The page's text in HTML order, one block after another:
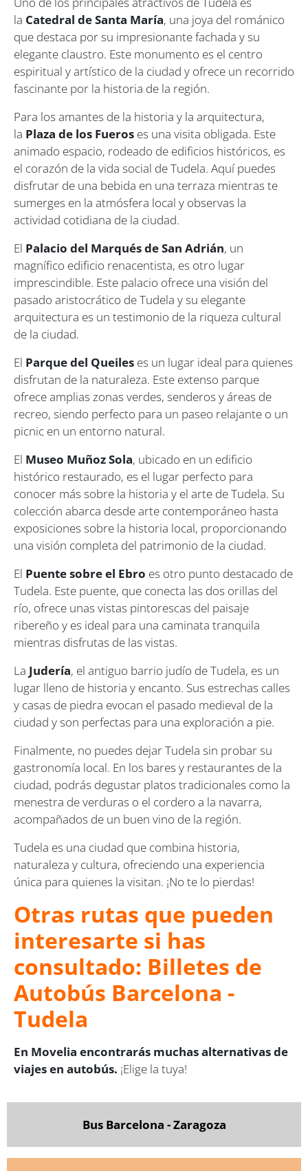
la Catedral de Santa María, una joya del románico
que destaca por su impresionante fachada y su
elegante claustro. Este monumento es el centro
espiritual y artístico de la ciudad y ofrece un recorrido
fascinante por la historia de la región.
Para los amantes de la historia y la arquitectura,
la Plaza de los Fueros es una visita obligada. Este
animado espacio, rodeado de edificios históricos, es
el corazón de la vida social de Tudela. Aquí puedes
disfrutar de una bebida en una terraza mientras te
sumerges en la atmósfera local y observas la
actividad cotidiana de la ciudad.
El Palacio del Marqués de San Adrián, un
magnífico edificio renacentista, es otro lugar
imprescindible. Este palacio ofrece una visión del
pasado aristocrático de Tudela y su elegante
arquitectura es un testimonio de la riqueza cultural
de la ciudad.
El Parque del Queiles es un lugar ideal para quienes
disfrutan de la naturaleza. Este extenso parque
ofrece amplias zonas verdes, senderos y áreas de
recreo, siendo perfecto para un paseo relajante o un
picnic en un entorno natural.
El Museo Muñoz Sola, ubicado en un edificio
histórico restaurado, es el lugar perfecto para
conocer más sobre la historia y el arte de Tudela. Su
colección abarca desde arte contemporáneo hasta
exposiciones sobre la historia local, proporcionando
una visión completa del patrimonio de la ciudad.
El Puente sobre el Ebro es otro punto destacado de
Tudela. Este puente, que conecta las dos orillas del
río, ofrece unas vistas pintorescas del paisaje
ribereño y es ideal para una caminata tranquila
mientras disfrutas de las vistas.
La Judería, el antiguo barrio judío de Tudela, es un
lugar lleno de historia y encanto. Sus estrechas calles
y casas de piedra evocan el pasado medieval de la
ciudad y son perfectas para una exploración a pie.
Finalmente, no puedes dejar Tudela sin probar su
gastronomía local. En los bares y restaurantes de la
ciudad, podrás degustar platos tradicionales como la
menestra de verduras o el cordero a la navarra,
acompañados de un buen vino de la región.
Tudela es una ciudad que combina historia,
naturaleza y cultura, ofreciendo una experiencia
única para quienes la visitan. ¡No te lo pierdas!
Otras rutas que pueden
interesarte si has
consultado: Billetes de
Autobús Barcelona -
Tudela
En Movelia encontrarás muchas alternativas de
viajes en autobús. ¡Elige la tuya!
Bus Barcelona - Zaragoza